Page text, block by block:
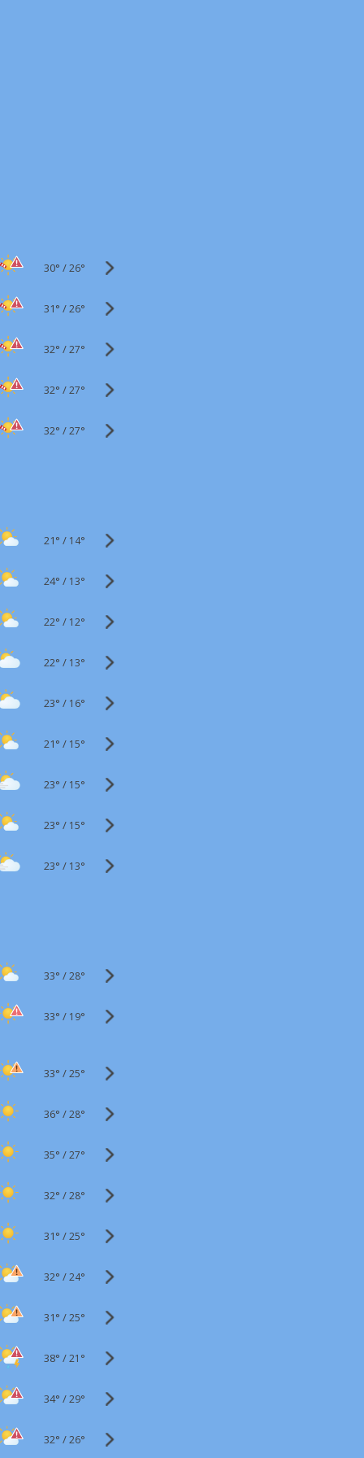
30° /26°
31° /26°
32° /27°
32° /27°
32° /27°
21° / 14°
24° / 13°
22° / 12°
22° / 13°
23° / 16°
21° / 15°
23° / 15°
23° / 15°
23° / 13°
33° /28°
33° / 19°
33° /25°
36° /28°
35° /27°
32° /28°
31° /25°
32° /24°
31° /25°
38° /21°
34° /29°
32° /26°